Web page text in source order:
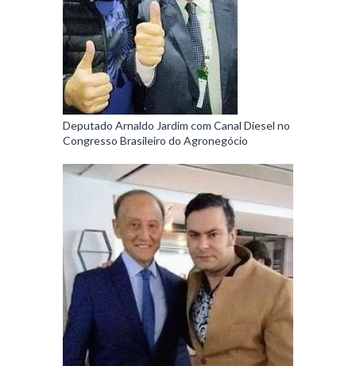
Deputado Arnaldo Jardim com Canal Diesel no
Congresso Brasileiro do Agronegócio